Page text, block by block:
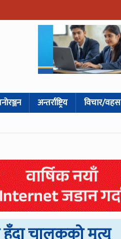
अन्तर्राष्ट्रिय विचार/वहस